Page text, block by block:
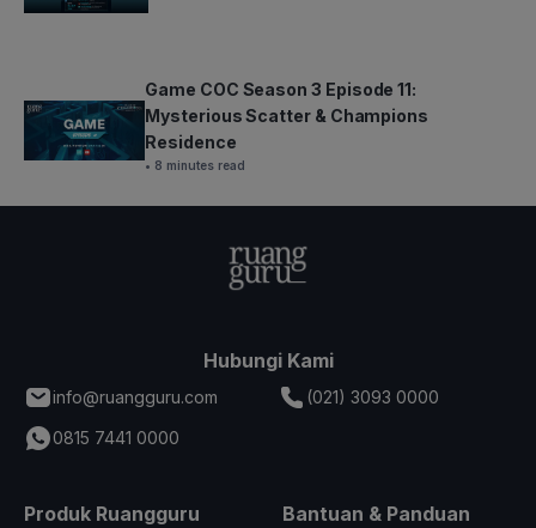
Game COC Season 3 Episode 11:
Mysterious Scatter & Champions
Residence
• 8 minutes read
Hubungi Kami
info@ruangguru.com
(021) 3093 0000
0815 7441 0000
Produk Ruangguru Bantuan & Panduan